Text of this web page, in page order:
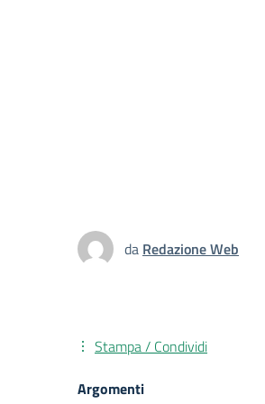
da Redazione Web
Stampa / Condividi
Argomenti